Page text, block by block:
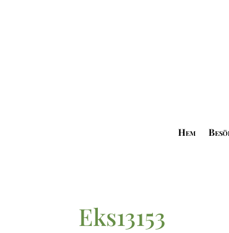
Hem
Eks13153